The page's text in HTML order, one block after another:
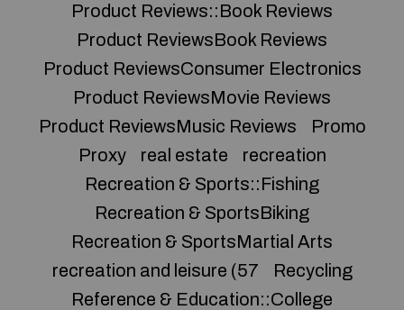
Product Reviews::Book Reviews
Product ReviewsBook Reviews
Product ReviewsConsumer Electronics
Product ReviewsMovie Reviews
Product ReviewsMusic Reviews
Promo
Proxy
real estate
recreation
Recreation & Sports::Fishing
Recreation & SportsBiking
Recreation & SportsMartial Arts
recreation and leisure (57
Recycling
Reference & Education::College